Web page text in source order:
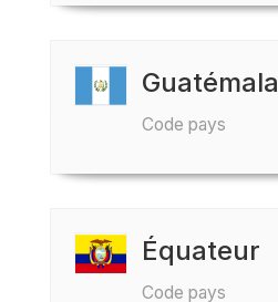
Guatémala
Code pays
Équateur
Code pays